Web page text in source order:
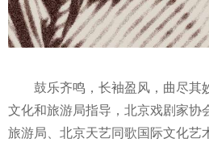
鼓乐齐鸣，长袖盈风，曲尽其
文化和旅游局指导，北京戏剧家协
旅游局、北京天艺同歌国际文化艺